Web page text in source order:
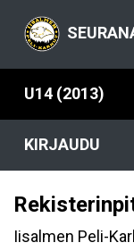
U14 (2013)
KIRJAUDU
Iisalmen Peli-